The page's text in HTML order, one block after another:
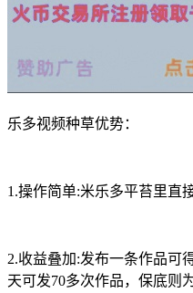
乐多视频种草优势：
1.操作简单:米乐多平苔里直
2.收益叠加:发布一条作品可
天可发70多次作品，保底则